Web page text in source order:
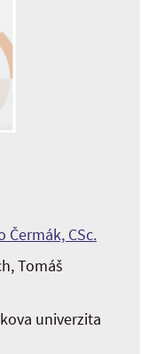
Čermák, CSc.
Tomáš
univerzita